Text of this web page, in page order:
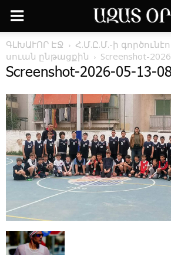
ԳԼԽԱՒՈՐ ԷՋ
Հ.Մ.Ը.Մ.-ի
սո­ւան ըն­թաց­քին
Screenshot-
Screenshot-2026-05-13-